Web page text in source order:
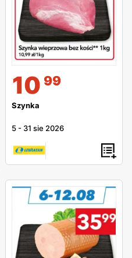
10 99
Szynka
5 - 31 sie 2026